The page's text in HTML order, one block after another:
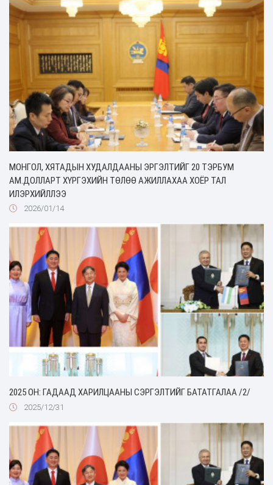
МОНГОЛ, ХЯТАДЫН ХУДАЛДААНЫ ЭРГЭЛТИЙГ 20 ТЭРБУМ
АМ.ДОЛЛАРТ ХҮРГЭХИЙН ТӨЛӨӨ АЖИЛЛАХАА ХОЁР ТАЛ
ИЛЭРХИЙЛЛЭЭ
2026/01/14
2025 ОН: ГАДААД ХАРИЛЦААНЫ СЭРГЭЛТИЙГ БАТАТГАЛАА /2/
2025/12/31